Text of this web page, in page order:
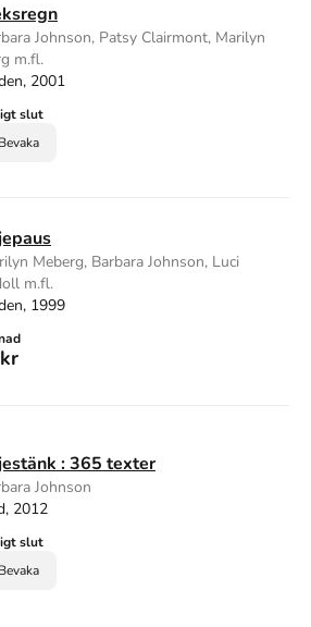
Johnson, Patsy Clairmont, Marilyn
m.fl.
2001
slut
Bevaka
Meberg, Barbara Johnson, Luci
m.fl.
1999
: 365 texter
Johnson
2012
slut
Bevaka